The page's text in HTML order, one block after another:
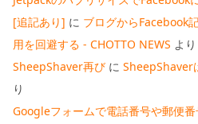
[追記あり] に ブログからFacebook
用を回避する - CHOTTO NEWS より
SheepShaver再び に SheepShaver
り
Googleフォームで電話番号や郵便